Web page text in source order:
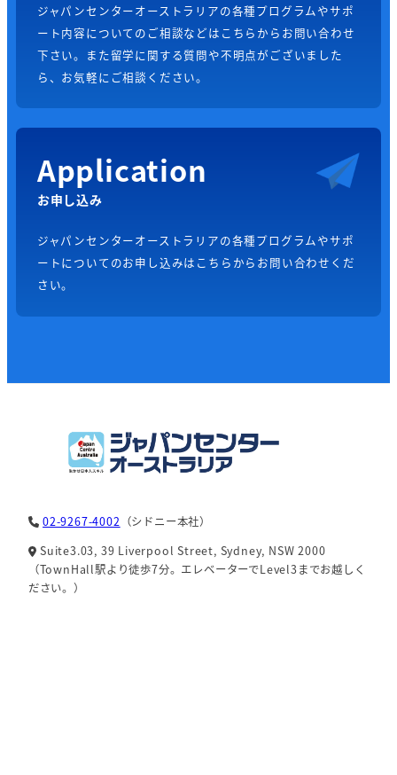
ジャパンセンターオーストラリアの各種プログラムやサポ
ート内容についてのご相談などはこちらからお問い合わせ
下さい。また留学に関する質問や不明点がございました
ら、お気軽にご相談ください。
Application
お申し込み
ジャパンセンターオーストラリアの各種プログラムやサポ
ートについてのお申し込みはこちらからお問い合わせくだ
さい。
02-9267-4002 （シドニー本社）
Suite3.03, 39 Liverpool Street, Sydney, NSW 2000
（TownHall駅より徒歩7分。エレベーターでLevel3までお越しく
ださい。）